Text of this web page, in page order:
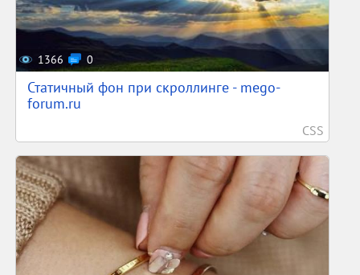
1366 0
Статичный фон при скроллинге - mego-
forum.ru
CSS